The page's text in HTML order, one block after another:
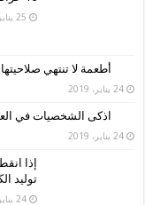
25 يناير، 2019
أطعمة لا تنتهي
24 يناير، 2019
اذكى الشخصيات في
24 يناير، 2019
إذا
توليد
24 يناير، 2019